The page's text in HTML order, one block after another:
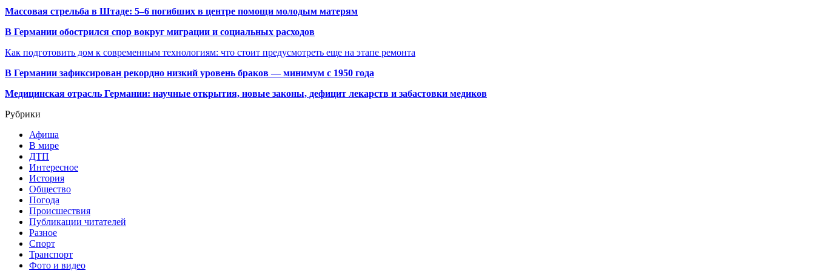
Массовая стрельба в Штаде: 5–6 погибших в центре помощи молодым матерям
В Германии обострился спор вокруг миграции и социальных расходов
Как подготовить дом к современным технологиям: что стоит предусмотреть еще на этапе ремонта
В Германии зафиксирован рекордно низкий уровень браков — минимум с 1950 года
Медицинская отрасль Германии: научные открытия, новые законы, дефицит лекарств и забастовки медиков
Рубрики
Афиша
В мире
ДТП
Интересное
История
Общество
Погода
Происшествия
Публикации читателей
Разное
Спорт
Транспорт
Фото и видео